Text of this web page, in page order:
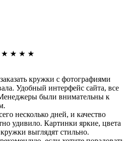
★ ★ ★ ★
кружки с фотографиями
Удобный интерфейс сайта, все
были внимательны к
несколько дней, и качество
удивило. Картинки яркие, цвета
выглядят стильно.